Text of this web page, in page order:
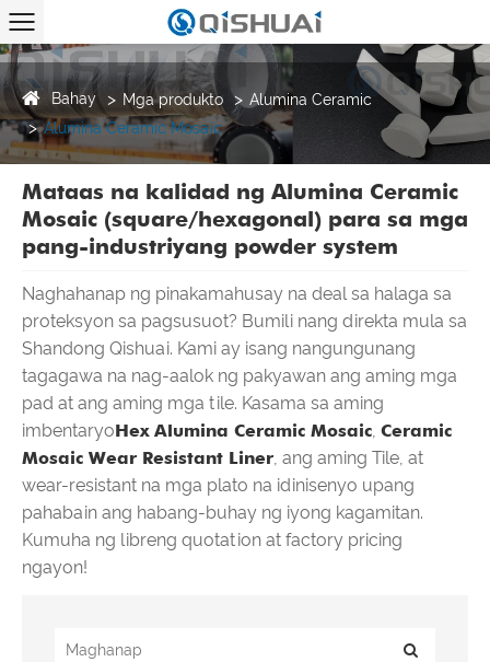
Bahay Mga produkto
Alumina Ceramic
Alumina Ceramic Mosaic
Mataas na kalidad ng Alumina Ceramic
Mosaic (square/hexagonal) para sa mga
pang-industriyang powder system
Naghahanap ng pinakamahusay na deal sa halaga sa
proteksyon sa pagsusuot? Bumili nang direkta mula sa
Shandong Qishuai. Kami ay isang nangungunang
tagagawa na nag-aalok ng pakyawan ang aming mga
pad at ang aming mga tile. Kasama sa aming
imbentaryoHex Alumina Ceramic Mosaic Ceramic
Mosaic Wear Resistant Liner , ang aming Tile, at
wear-resistant na mga plato na idinisenyo upang
pahabain ang habang-buhay ng iyong kagamitan.
Kumuha ng libreng quotation at factory pricing
ngayon!